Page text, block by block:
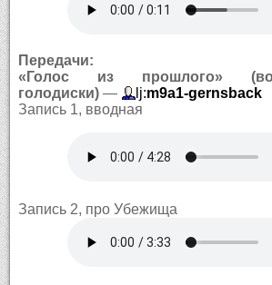
Передачи:
«Голос из прошлого»
голодиски)— lj:m9a1-gernsback
Запись 1, вводная
Запись 2, про Убежища